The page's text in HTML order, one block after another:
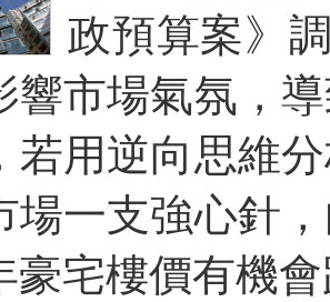
政預算案》
響市場氣氛，
若用逆向思維
場一支強心針
豪宅樓價有機